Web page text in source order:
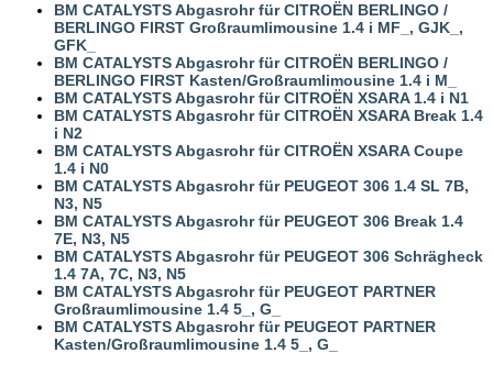
BM CATALYSTS Abgasrohr für CITROËN BERLINGO /
BERLINGO FIRST Großraumlimousine 1.4 i MF_, GJK_,
GFK_
BM CATALYSTS Abgasrohr für CITROËN BERLINGO /
BERLINGO FIRST Kasten/Großraumlimousine 1.4 i M_
BM CATALYSTS Abgasrohr für CITROËN XSARA 1.4 i N1
BM CATALYSTS Abgasrohr für CITROËN XSARA Break 1.4
i N2
BM CATALYSTS Abgasrohr für CITROËN XSARA Coupe
1.4 i N0
BM CATALYSTS Abgasrohr für PEUGEOT 306 1.4 SL 7B,
N3, N5
BM CATALYSTS Abgasrohr für PEUGEOT 306 Break 1.4
7E, N3, N5
BM CATALYSTS Abgasrohr für PEUGEOT 306 Schrägheck
1.4 7A, 7C, N3, N5
BM CATALYSTS Abgasrohr für PEUGEOT PARTNER
Großraumlimousine 1.4 5_, G_
BM CATALYSTS Abgasrohr für PEUGEOT PARTNER
Kasten/Großraumlimousine 1.4 5_, G_